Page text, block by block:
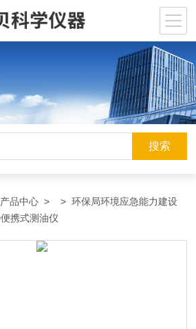
产品中心 > >环保局环境应急能力建设
携式测油仪